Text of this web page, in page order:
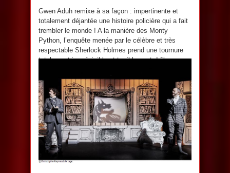
Gwen Aduh remixe à sa façon : impertinente et
totalement déjantée une histoire policière qui a fait
trembler le monde ! A la manière des Monty
Python, l’enquête menée par le célèbre et très
respectable Sherlock Holmes prend une tournure
totalement imprévisible et terriblement drôle.